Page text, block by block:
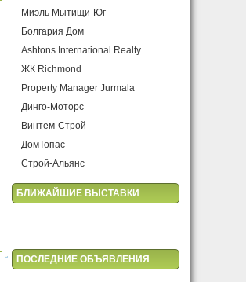
Миэль Мытищи-Юг
Болгария Дом
Ashtons International Realty
ЖК Richmond
Property Manager Jurmala
Динго-Моторс
Винтем-Строй
ДомТопас
Строй-Альянс
БЛИЖАЙШИЕ ВЫСТАВКИ
ПОСЛЕДНИЕ ОБЪЯВЛЕНИЯ